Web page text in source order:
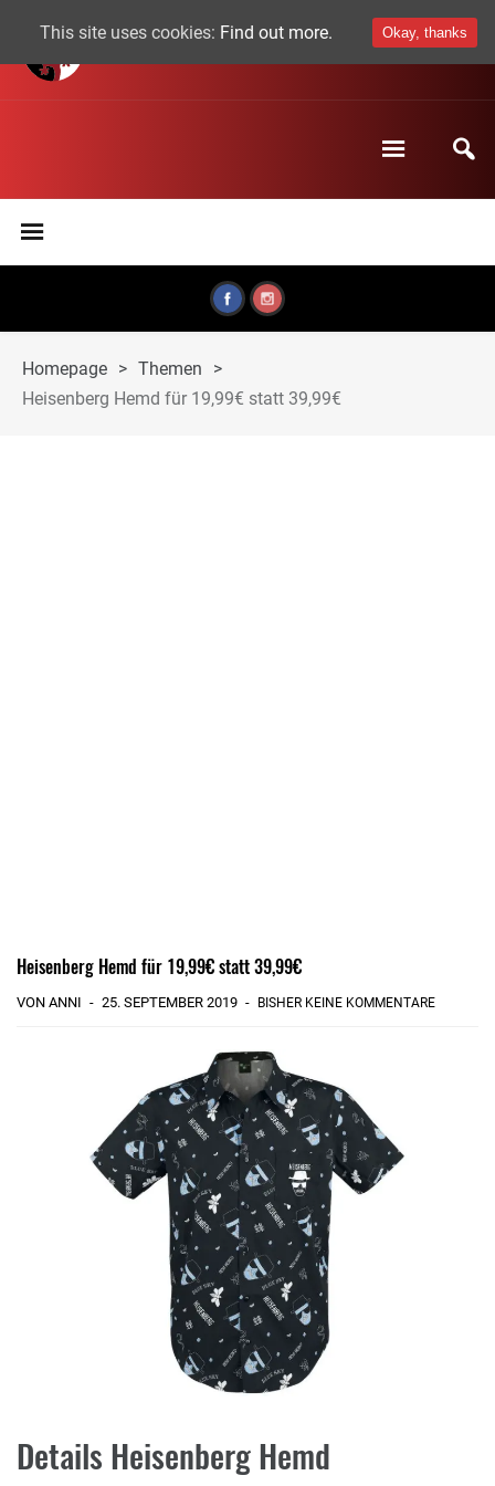
Homepage > Themen
>
Heisenberg Hemd für 19,99€ statt 39,99€
Heisenberg Hemd für 19,99€ statt 39,99€
VON ANNI 25. SEPTEMBER 2019 BISHER KEINE KOMMENTARE
Details Heisenberg Hemd
This site uses cookies: Find out more. Okay, thanks